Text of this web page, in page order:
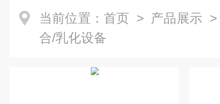
当前位置： 首页 > 产品展示
合/乳化设备